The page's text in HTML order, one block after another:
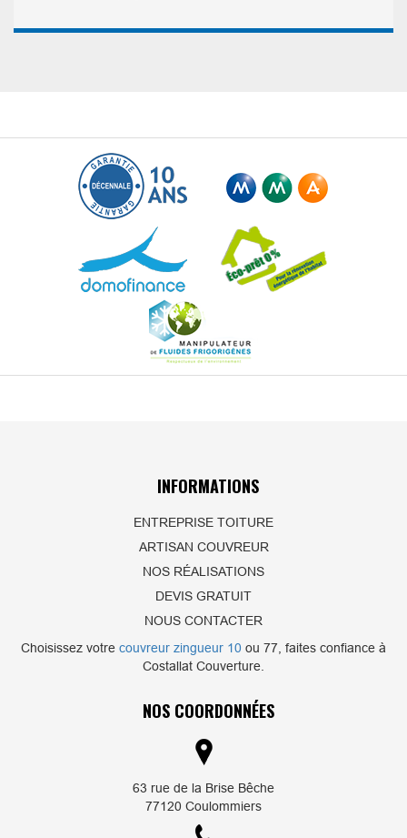
INFORMATIONS
ENTREPRISE TOITURE
ARTISAN COUVREUR
NOS RÉALISATIONS
DEVIS GRATUIT
NOUS CONTACTER
Choisissez votre couvreur zingueur 10 ou 77, faites confiance à
Costallat Couverture.
NOS COORDONNÉES
63 rue de la Brise Bêche
77120 Coulommiers